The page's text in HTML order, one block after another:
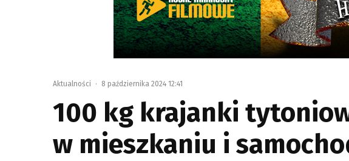
Aktualności · 8 października 2024 12:41
100 kg krajanki
w mieszkaniu i